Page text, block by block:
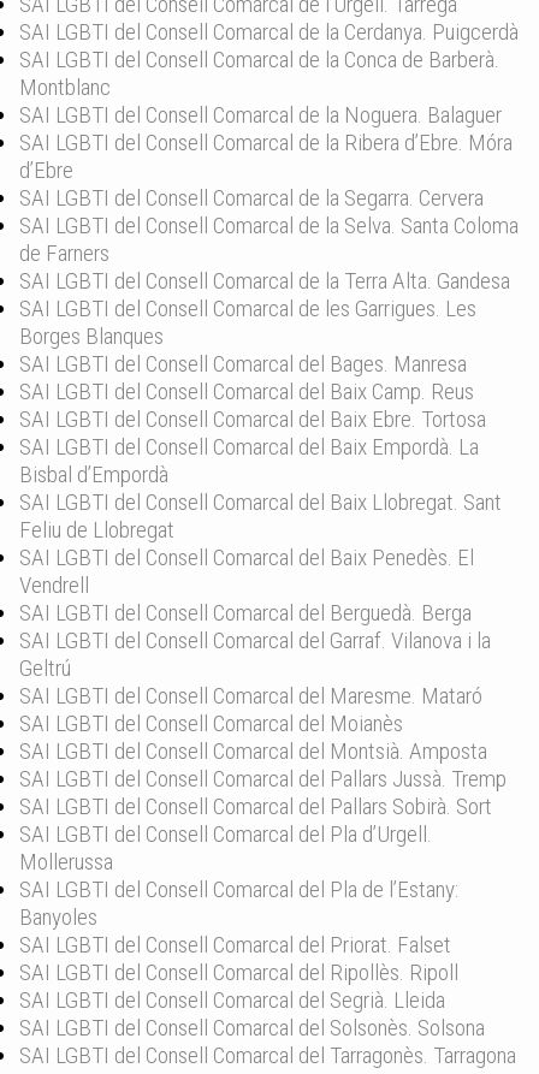
SAI LGBTI del Consell Comarcal de la Cerdanya. Puigcerdà
SAI LGBTI del Consell Comarcal de la Conca de Barberà.
Montblanc
SAI LGBTI del Consell Comarcal de la Noguera. Balaguer
SAI LGBTI del Consell Comarcal de la Ribera d’Ebre. Móra
d’Ebre
SAI LGBTI del Consell Comarcal de la Segarra. Cervera
SAI LGBTI del Consell Comarcal de la Selva. Santa Coloma
de Farners
SAI LGBTI del Consell Comarcal de la Terra Alta. Gandesa
SAI LGBTI del Consell Comarcal de les Garrigues. Les
Borges Blanques
SAI LGBTI del Consell Comarcal del Bages. Manresa
SAI LGBTI del Consell Comarcal del Baix Camp. Reus
SAI LGBTI del Consell Comarcal del Baix Ebre. Tortosa
SAI LGBTI del Consell Comarcal del Baix Empordà. La
Bisbal d’Empordà
SAI LGBTI del Consell Comarcal del Baix Llobregat. Sant
Feliu de Llobregat
SAI LGBTI del Consell Comarcal del Baix Penedès. El
Vendrell
SAI LGBTI del Consell Comarcal del Berguedà. Berga
SAI LGBTI del Consell Comarcal del Garraf. Vilanova i la
Geltrú
SAI LGBTI del Consell Comarcal del Maresme. Mataró
SAI LGBTI del Consell Comarcal del Moianès
SAI LGBTI del Consell Comarcal del Montsià. Amposta
SAI LGBTI del Consell Comarcal del Pallars Jussà. Tremp
SAI LGBTI del Consell Comarcal del Pallars Sobirà. Sort
SAI LGBTI del Consell Comarcal del Pla d’Urgell.
Mollerussa
SAI LGBTI del Consell Comarcal del Pla de l’Estany:
Banyoles
SAI LGBTI del Consell Comarcal del Priorat. Falset
SAI LGBTI del Consell Comarcal del Ripollès. Ripoll
SAI LGBTI del Consell Comarcal del Segrià. Lleida
SAI LGBTI del Consell Comarcal del Solsonès. Solsona
SAI LGBTI del Consell Comarcal del Tarragonès. Tarragona